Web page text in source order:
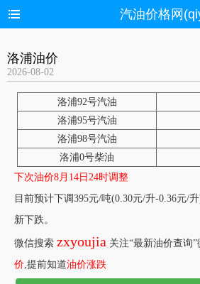
汽油价格网
洛浦油价
2026-08-02
洛浦92号汽油
洛浦95号汽油
洛浦98号汽油
洛浦0号柴油
下次油价8月14日24时调整
目前预计下调395元/吨(0.30元/升-0.36元/
新下跌。
微信搜索 zxyoujia 关注“最新油价查询
价,提前知道油价涨跌